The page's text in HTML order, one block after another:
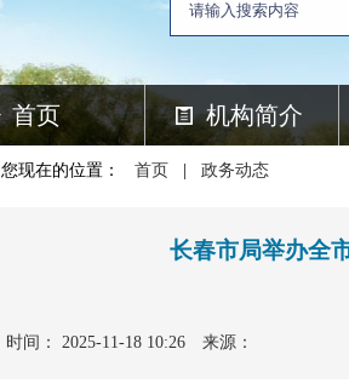
首页 机构简介
您现在的位置： 首页 政务动态
长春市局举办全
时间： 2025-11-18 10:26 来源：